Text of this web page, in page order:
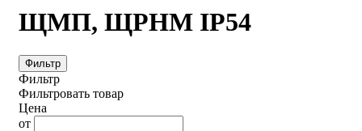
ЩМП, ЩРНМ IP54
Фильтр
Фильтр
Фильтровать товар
Цена
от